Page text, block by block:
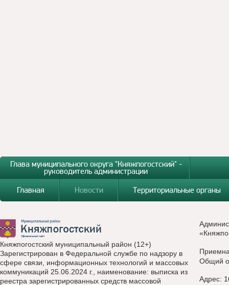
Глава муниципального округа "Княжпогостский" -
руководитель администрации
Главная
Новости Территориальные органы
Княжпогостский муниципальный район (12+)
Зарегистрирован в Федеральной службе по надзору в
сфере связи, информационных технологий и массовых
коммуникаций 25.06.2024 г., наименование: выписка из
реестра зарегистрированных средств массовой
Общий
Адрес: